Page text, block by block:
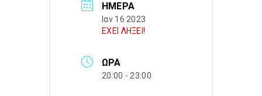
ΗΜΈΡΑ
Ιαν 16 2023
ΕΧΕΙ ΛΗΞΕΙ!
ΏΡΑ
20:00 - 23:00